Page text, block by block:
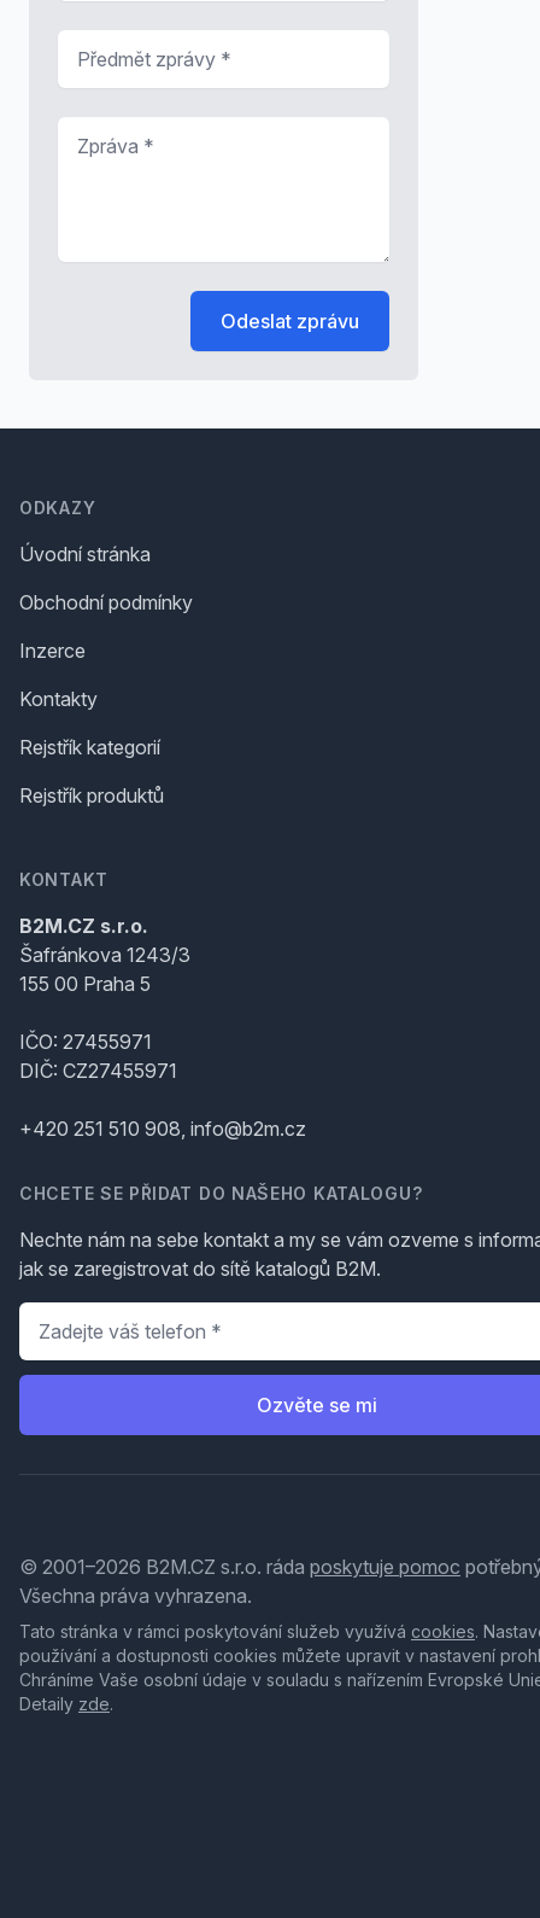
Odeslat zprávu
ODKAZY
Úvodní stránka
Obchodní podmínky
Inzerce
Kontakty
Rejstřík kategorií
Rejstřík produktů
KONTAKT
B2M.CZ s.r.o.
Šafránkova 1243/3
155 00 Praha 5
IČO: 27455971
DIČ: CZ27455971
+420 251 510 908, info@b2m.cz
CHCETE SE PŘIDAT DO NAŠEHO KATALOGU?
Nechte nám na sebe kontakt a my se vám ozveme s
jak se zaregistrovat do sítě katalogů B2M.
Telefon
Ozvěte se mi
© 2001–2026 B2M.CZ s.r.o. ráda poskytuje pomoc
Všechna práva vyhrazena.
Tato stránka v rámci poskytování služeb využívá cookies.
používání a dostupnosti cookies můžete upravit v nastavení
Chráníme Vaše osobní údaje v souladu s nařízením Evropské
Detaily zde.